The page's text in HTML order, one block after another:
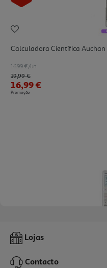
Calculadora Científica Auchan
16.99 €/un
Price reduced from
19,99 €to
16,99 €
Promoção
Calculadora Gráfica Casio Fx
Lojas
Contacto